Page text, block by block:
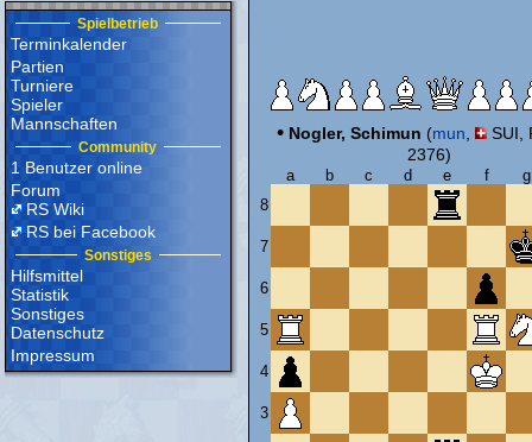
Spielbetrieb
Terminkalender
Partien
Turniere
Spieler
Mannschaften
Community
1 Benutzer online
Forum
RS Wiki
RS bei Facebook
Sonstiges
Hilfsmittel
Statistik
Sonstiges
Datenschutz
Impressum
• Nogler, Schimun (mun
SUI,
2376)
a b c d e f
g
8
7
6
5
4
3